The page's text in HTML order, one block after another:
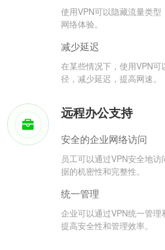
使用VPN可以隐藏流量类
网络体验。
减少延迟
在某些情况下，使用VPN
径，减少延迟，提高网速。
远程办公支持
安全的企业网络访问
员工可以通过VPN安全地
据的机密性和完整性。
统一管理
企业可以通过VPN统一管理
提高安全性和管理效率。